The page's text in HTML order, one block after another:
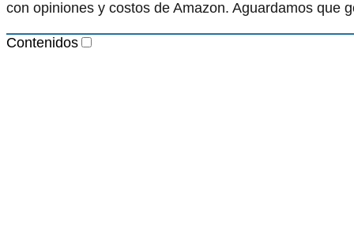
con opiniones y costos de Amazon. Aguardamos que
Contenidos